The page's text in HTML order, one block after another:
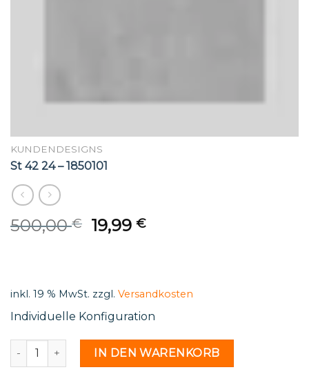
KUNDENDESIGNS
St 42 24 – 1850101
500,00€
Original
19,99€Current
inkl. 19 % MwSt. zzgl. Versandkosten
Individuelle Konfiguration
St 42 24 - 1850101 MengeIN DEN WARENKORB